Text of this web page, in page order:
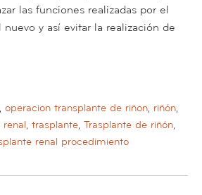
las funciones realizadas por el
nuevo y así evitar la realización de
, operacion transplante de riñon, riñón,
, trasplante, Trasplante de riñón,
renal procedimiento